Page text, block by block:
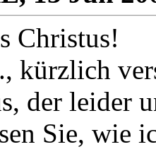
Christus!
kürzlich
der leider
Sie, wie